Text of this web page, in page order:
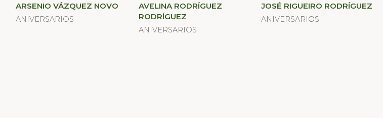
ARSENIO VÁZQUEZ NOVO
ANIVERSARIOS
AVELINA RODRÍGUEZ
RODRÍGUEZ
ANIVERSARIOS
JOSÉ RIGUEIRO RODRÍGUEZ
ANIVERSARIOS